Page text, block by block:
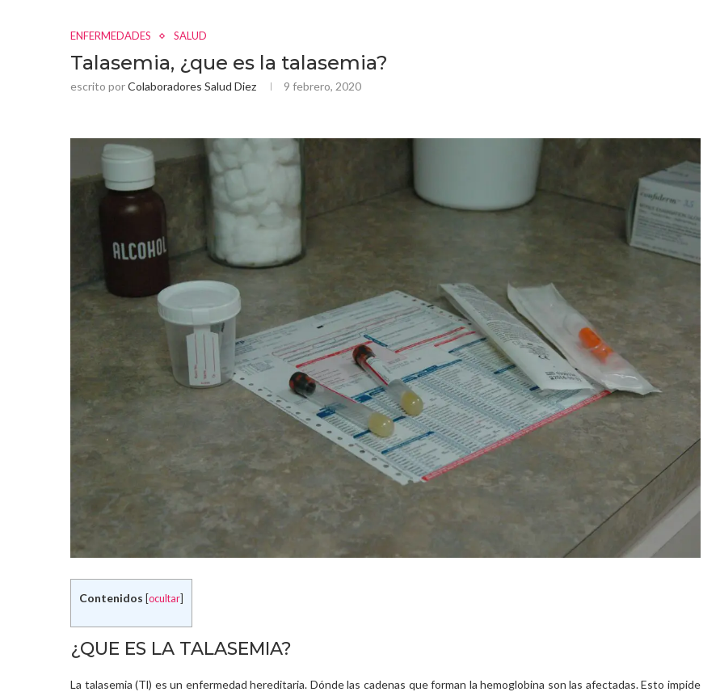
ENFERMEDADES SALUD
Talasemia, ¿que es la talasemia?
escrito porColaboradores Salud Diez 9 febrero, 2020
Contenidos [ocultar]
¿QUE ES LA TALASEMIA?
La talasemia (Tl) es un enfermedad hereditaria. Dónde las cadenas que forman la hemoglobina son las afectadas. Esto impide